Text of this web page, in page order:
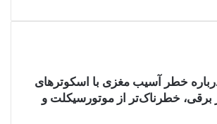
خطر آسیب مغزی با اسکوترهای
برقی، خطرناک‌تر از موتورسیکلت و